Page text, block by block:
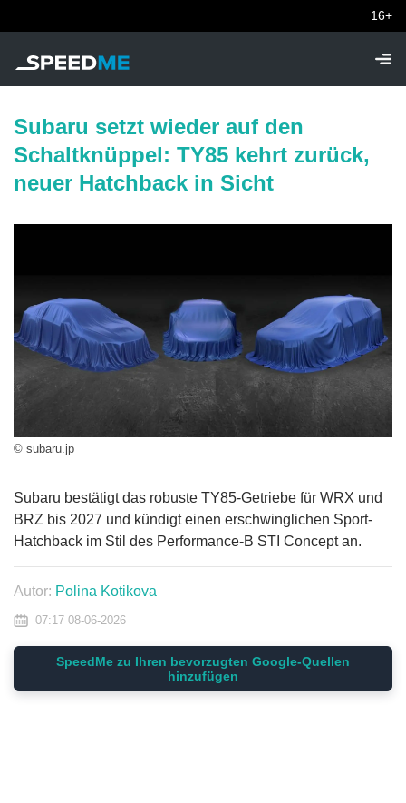
16+
Subaru setzt wieder auf den
Schaltknüppel: TY85 kehrt zurück,
neuer Hatchback in Sicht
© subaru.jp
Subaru bestätigt das robuste TY85-Getriebe für WRX und
BRZ bis 2027 und kündigt einen erschwinglichen Sport-
Hatchback im Stil des Performance-B STI Concept an.
Autor: Polina Kotikova
07:17 08-06-2026
SpeedMe zu Ihren bevorzugten Google-Quellen
hinzufügen